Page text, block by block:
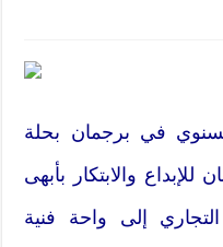
في برجمان بحلة
والابتكار بأبهى
إلى واحة فنية